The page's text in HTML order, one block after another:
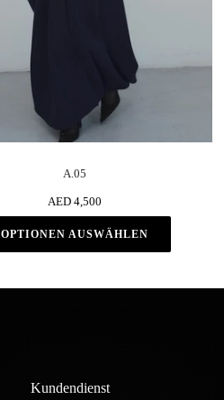
A.05
AED 4,500
OPTIONEN AUSWÄHLEN
Kundendienst